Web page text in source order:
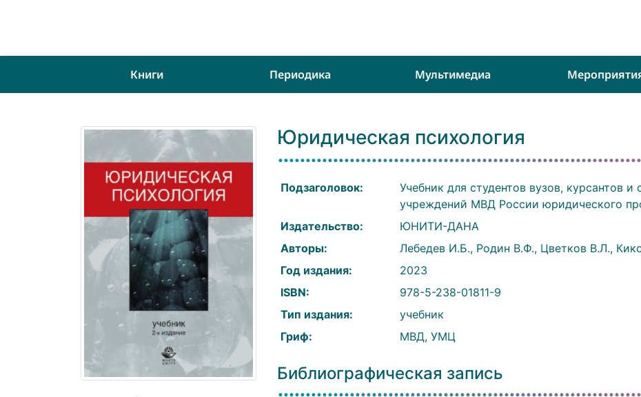
Книги Периодика Мультимедиа
Юридическая психология
Подзаголовок:
Учебник для студентов вузов, курсантов
учреждений МВД России юридического
Издательство:
ЮНИТИ-ДАНА
Авторы:
Лебедев И.Б., Родин В.Ф., Цветков В.Л.,
Год издания:
2023
ISBN:
978-5-238-01811-9
Тип издания:
учебник
Гриф:
МВД, УМЦ
Библиографическая запись